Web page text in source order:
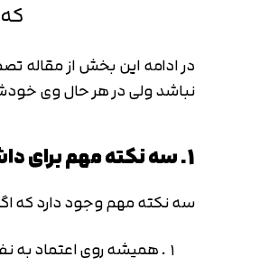
در ادامه این بخش از مقاله
نباشد ولی در هر حال وی
1. سه نکته مهم برای داشتن تفکر مثبت
سه نکته مهم وجود دارد که
همیشه روی اعتماد به